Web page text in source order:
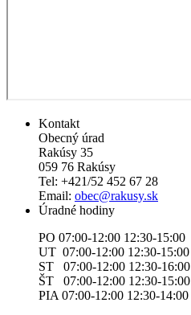
Kontakt
Obecný úrad
Rakúsy 35
059 76 Rakúsy
Tel: +421/52 452 67 28
Email: obec@rakusy.sk
Úradné hodiny
PO 07:00-12:00 12:30-15:00
UT 07:00-12:00 12:30-15:00
ST 07:00-12:00 12:30-16:00
ŠT 07:00-12:00 12:30-15:00
PIA 07:00-12:00 12:30-14:00